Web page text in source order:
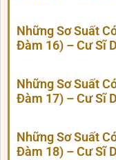
Những Sơ Suất
Đàm 16) – Cư Sĩ
Những Sơ Suất
Đàm 17) – Cư Sĩ
Những Sơ Suất
Đàm 18) – Cư Sĩ